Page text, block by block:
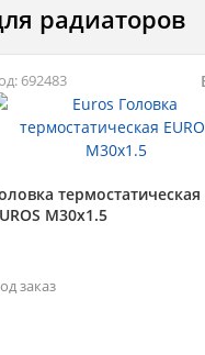
радиаторов
692483
термостатическая
М30x1.5
заказ